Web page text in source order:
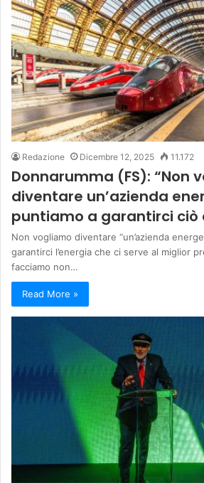
Redazione Dicembre 12, 2025 11.172
Donnarumma (FS): “Non
diventare un’azienda
puntiamo a garantirci ciò
Non vogliamo diventare “un’azienda
garantirci l’energia che ci serve al miglior
facciamo non…
Read More »